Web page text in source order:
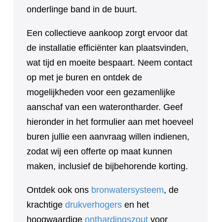
onderlinge band in de buurt.
Een collectieve aankoop zorgt ervoor dat
de installatie efficiënter kan plaatsvinden,
wat tijd en moeite bespaart. Neem contact
op met je buren en ontdek de
mogelijkheden voor een gezamenlijke
aanschaf van een waterontharder. Geef
hieronder in het formulier aan met hoeveel
buren jullie een aanvraag willen indienen,
zodat wij een offerte op maat kunnen
maken, inclusief de bijbehorende korting.
Ontdek ook ons bronwatersysteem, de
krachtige drukverhogers en het
hoogwaardige onthardingszout voor